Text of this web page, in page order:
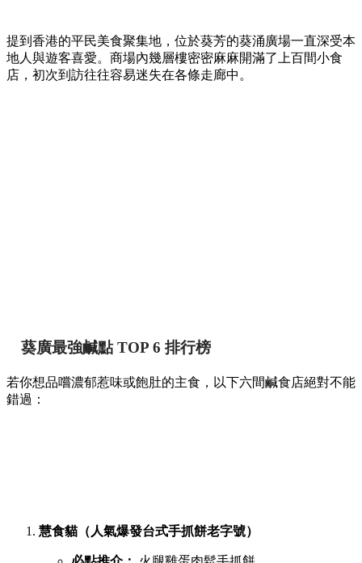
提到香港的平民美食聚集地，位於葵芳的葵涌廣場一直深受本
地人與遊客喜愛。商場內幾層樓密密麻麻開滿了上百間小食
店，初次到訪往往容易迷失在各條走廊中。
葵廣最強鹹點 TOP 6 排行榜
若你想品嚐濃郁惹味或飽肚的主食，以下六間鹹食店絕對不能
錯過：
慧食貓（人氣爆發台式手抓餅老字號）